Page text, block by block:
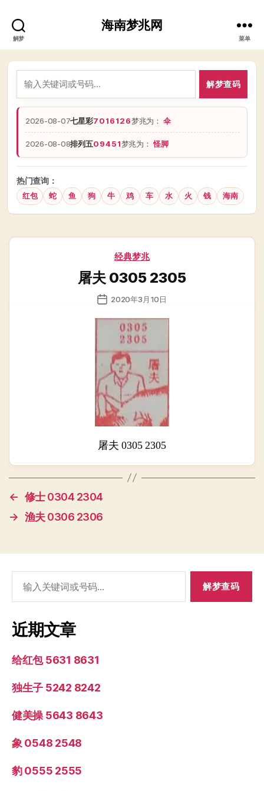
解梦
海南梦兆网
菜单
解梦查码
2026-08-07七星彩7016126梦兆为：伞
2026-08-08排列五09451梦兆为：怪脚
热门查询：
红包 蛇 鱼 狗 牛 鸡 车 水 火 钱 海南
分
经典梦兆
屠夫 0305 2305
发
日
2020年3月10日
屠夫 0305 2305
← 修士 0304 2304
→ 渔夫 0306 2306
索：
近期文章
给红包 5631 8631
独生子 5242 8242
健美操 5643 8643
象 0548 2548
豹 0555 2555